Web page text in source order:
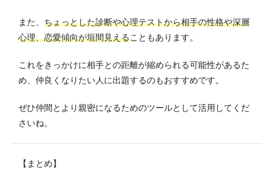
また、 ちょっとした診断や心理テストから相手の性格や深層
心理、恋愛傾向が垣間見えることもあります。
これをきっかけに相手との距離が縮められる可能性があるた
め、仲良くなりたい人に出題するのもおすすめです。
ぜひ仲間とより親密になるためのツールとして活用してくだ
さいね。
【まとめ】